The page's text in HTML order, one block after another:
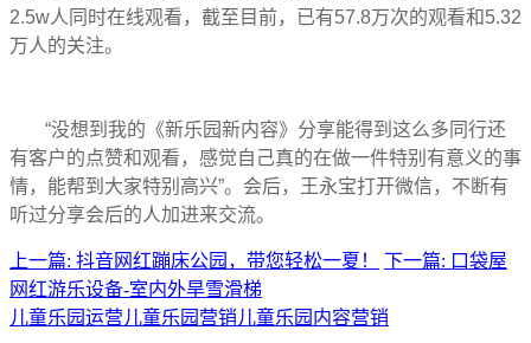
2.5w人同时在线观看，截至目前，已有57.8万次的观看和5.32
万人的关注。
“没想到我的《新乐园新内容》分享能得到这么多同行还
有客户的点赞和观看，感觉自己真的在做一件特别有意义的事
情，能帮到大家特别高兴”。会后，王永宝打开微信，不断有
听过分享会后的人加进来交流。
上一篇: 抖音网红蹦床公园，带您轻松一夏！
下一篇: 口袋屋
网红游乐设备-室内外旱雪滑梯
儿童乐园运营儿童乐园营销儿童乐园内容营销